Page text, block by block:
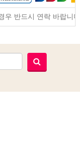
우 반드시 연락 바랍니